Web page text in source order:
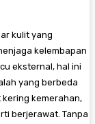
kulit yang
kelembapan
eksternal, hal ini
yang berbeda
kemerahan,
berjerawat. Tanpa